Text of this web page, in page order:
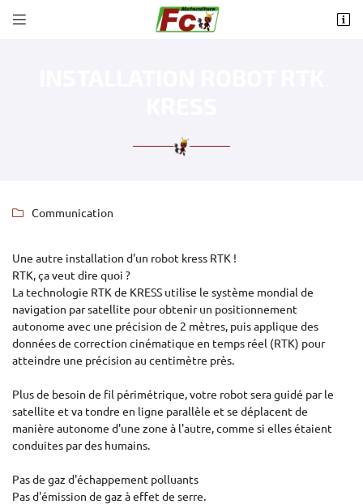
 
 Recopier le code ci-contre
Rafraîchir le captcha
En cochant cette case, vous consentez à recevoir nos propositions commerciales à
l'adresse email indiqué ci-dessus. Vous pouvez vous désinscrire à tout moment en
Inscription
 Communication
Une autre installation d'un robot kress RTK !
RTK, ça veut dire quoi ?
La technologie RTK de KRESS utilise le système mondial de
navigation par satellite pour obtenir un positionnement
autonome avec une précision de 2 mètres, puis applique des
données de correction cinématique en temps réel (RTK) pour
atteindre une précision au centimètre près.
Plus de besoin de fil périmétrique, votre robot sera guidé par le
satellite et va tondre en ligne parallèle et se déplacent de
manière autonome d'une zone à l'autre, comme si elles étaient
conduites par des humains.
Pas de gaz d'échappement polluants
Pas d'émission de gaz à effet de serre.